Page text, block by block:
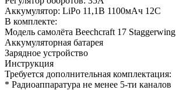
Аккумулятор: LiPo 11,1В 1100мАч 12C
В комплекте:
Модель самолёта Beechcraft 17 Staggerwing
Аккумуляторная батарея
Зарядное устройство
Инструкция
Требуется дополнительная комплектация:
* Радиоаппаратура не менее 5-ти каналов